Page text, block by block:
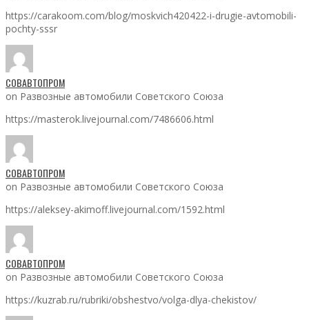
https://carakoom.com/blog/moskvich420422-i-drugie-avtomobili-
pochty-sssr
СОВАВТОПРОМ
on Развозные автомобили Советского Союза
https://masterok.livejournal.com/7486606.html
СОВАВТОПРОМ
on Развозные автомобили Советского Союза
https://aleksey-akimoff.livejournal.com/1592.html
СОВАВТОПРОМ
on Развозные автомобили Советского Союза
https://kuzrab.ru/rubriki/obshestvo/volga-dlya-chekistov/